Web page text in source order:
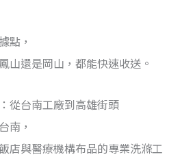
點，
山還是岡山，都能快速收送。
從台南工廠到高雄街頭
南，
店與醫療機構布品的專業洗滌工